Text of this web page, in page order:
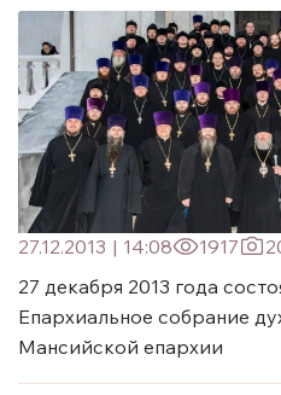
27.12.2013 | 14:08 1917
27 декабря 2013 года
Епархиальное собрание
Мансийской епархии